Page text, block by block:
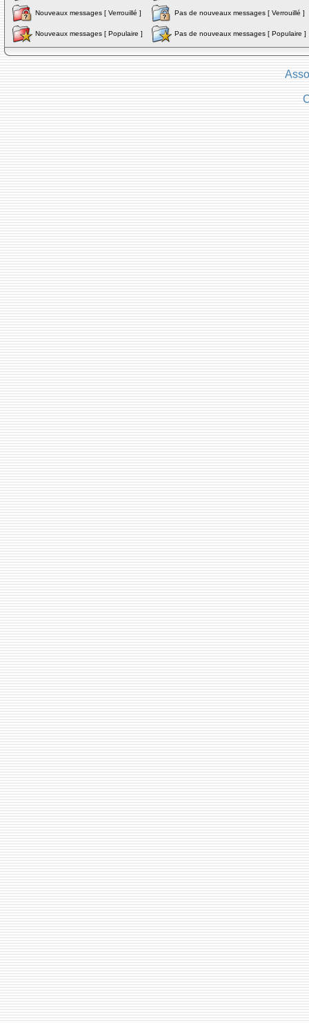
Nouveaux messages [ Verrouillé ] Pas de nouveaux messages [ Verrouillé ]
Nouveaux messages [ Populaire ] Pas de nouveaux messages [ Populaire ]